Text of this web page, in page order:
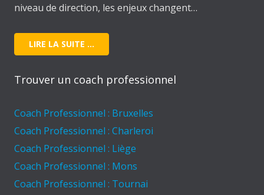
niveau de direction, les enjeux changent…
LIRE LA SUITE …
Trouver un coach professionnel
Coach Professionnel : Bruxelles
Coach Professionnel : Charleroi
Coach Professionnel : Liège
Coach Professionnel : Mons
Coach Professionnel : Tournai